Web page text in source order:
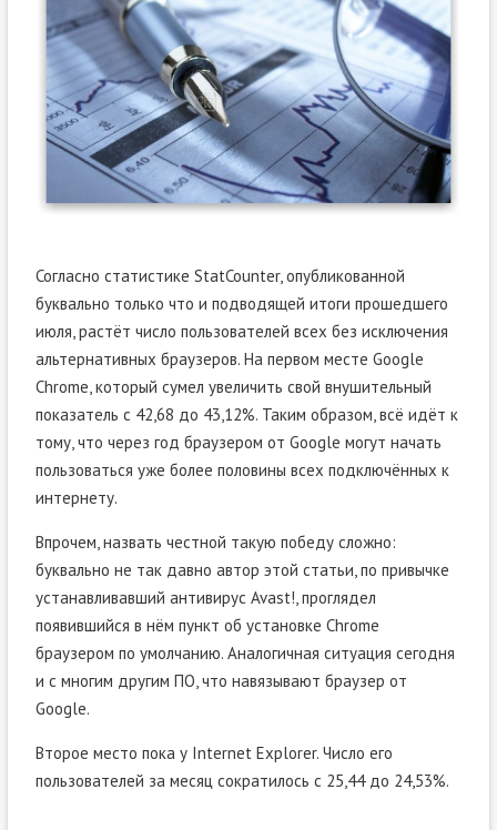
Согласно статистике StatCounter, опубликованной
буквально только что и подводящей итоги прошедшего
июля, растёт число пользователей всех без исключения
альтернативных браузеров. На первом месте Google
Chrome, который сумел увеличить свой внушительный
показатель с 42,68 до 43,12%. Таким образом, всё идёт к
тому, что через год браузером от Google могут начать
пользоваться уже более половины всех подключённых к
интернету.
Впрочем, назвать честной такую победу сложно:
буквально не так давно автор этой статьи, по привычке
устанавливавший антивирус Avast!, проглядел
появившийся в нём пункт об установке Chrome
браузером по умолчанию. Аналогичная ситуация сегодня
и с многим другим ПО, что навязывают браузер от
Google.
Второе место пока у Internet Explorer. Число его
пользователей за месяц сократилось с 25,44 до 24,53%.